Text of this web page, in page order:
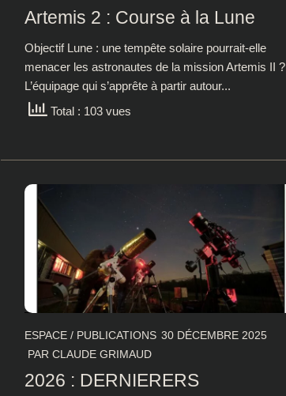
Artemis 2 : Course à la Lune
Objectif Lune : une tempête solaire pourrait-elle
menacer les astronautes de la mission Artemis II ?
L’équipage qui s’apprête à partir autour...
Total : 103 vues
ESPACE / PUBLICATIONS 30 DÉCEMBRE 2025
PAR CLAUDE GRIMAUD
2026 : DERNIERERS